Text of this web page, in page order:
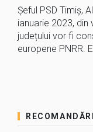
Șeful PSD Timiș,
ianuarie 2023, din
județului vor fi
europene PNRR.